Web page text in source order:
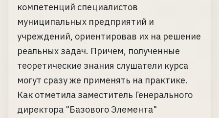
компетенций специалистов
муниципальных предприятий и
учреждений, ориентировав их на решение
реальных задач. Причем, полученные
теоретические знания слушатели курса
могут сразу же применять на практике.
Как отметила заместитель Генерального
директора "Базового Элемента"